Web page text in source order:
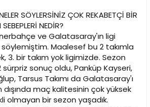
SÖYLERSİNİZ ÇOK REKABETÇİ BİR
NEDİR?
ve Galatasaray'ın ligi
Maalesef bu 2 takımla
3. bir takım yok ligimizde. Sezon
sonuç oldu, Panküp Kayseri,
Tarsus Takımı da Galatasaray'ı
maç kalitesinin çok yüksek
olmayan bir sezon yaşadık.